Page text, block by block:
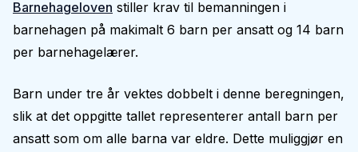
Barnehageloven stiller krav til bemanningen i
barnehagen på makimalt 6 barn per ansatt og 14 barn
per barnehagelærer.
Barn under tre år vektes dobbelt i denne beregningen,
slik at det oppgitte tallet representerer antall barn per
ansatt som om alle barna var eldre. Dette muliggjør en